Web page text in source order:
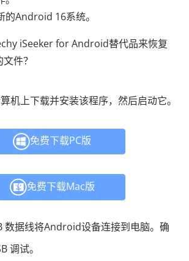
的Android 16系统。
iSeeker for Android替代品来恢复
件？
机上下载并安装该程序，然后启动它。
免费下载PC版
免费下载Mac版
数据线将Android设备连接到电脑。确
调试。